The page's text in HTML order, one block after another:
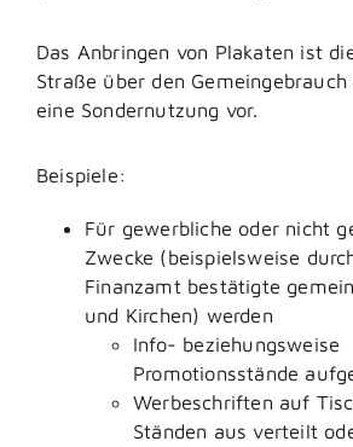
Das Anbringen von Plakaten ist
Straße über den
eine Sondernutzung vor.
Beispiele:
Für gewerbliche oder nicht
Zwecke (beispielsweise
Finanzamt bestätigte
und Kirchen) werden
Info- beziehungsweise
Promotionsstände
Werbeschriften auf
Ständen aus verteilt